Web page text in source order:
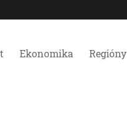
Ekonomika Regióny